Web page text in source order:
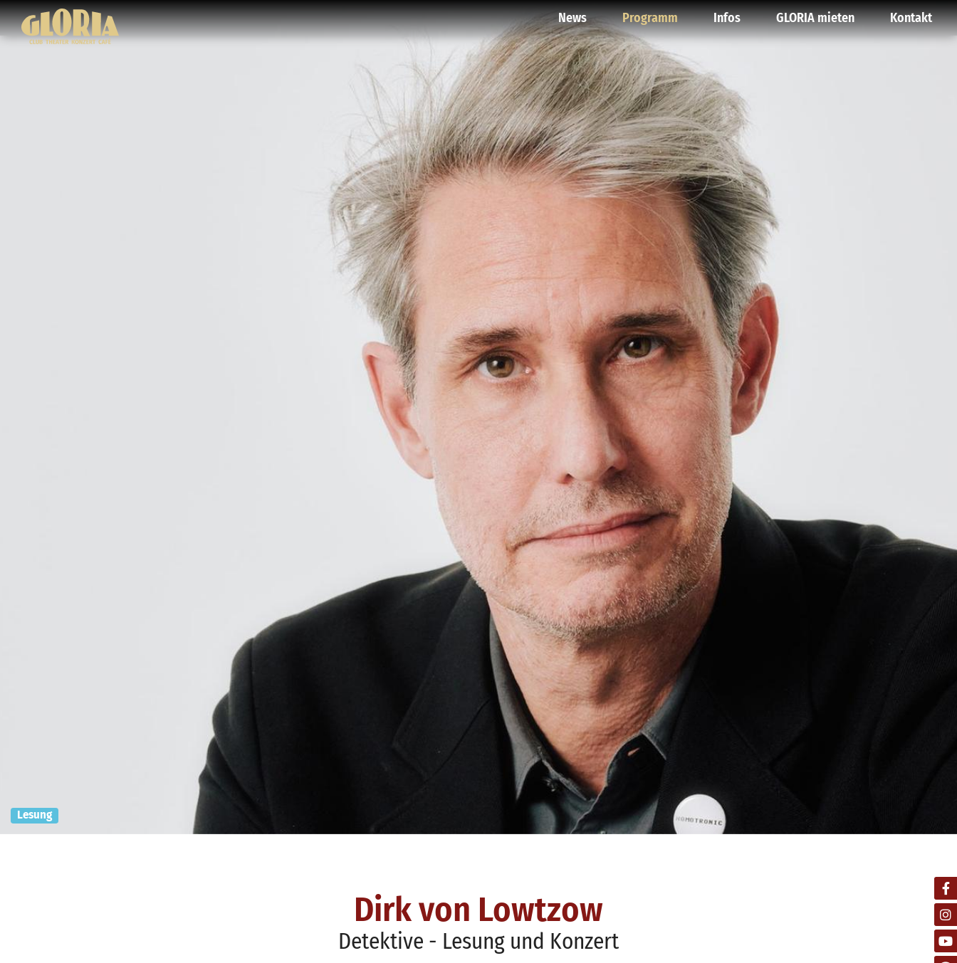
News Programm Infos GLORIA mieten Kontakt
Lesung
Dirk von Lowtzow
Detektive - Lesung und Konzert